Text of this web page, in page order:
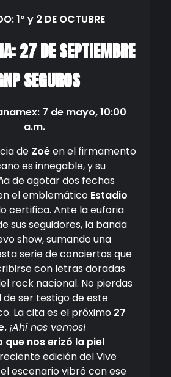
1º y 2 DE OCTUBRE
27 DE SEPTIEMBRE
SEGUROS
7 de mayo, 10:00
a.m.
de Zoéen el firmamento
es innegable, y su
de agotar dos fechas
el emblemático Estadio
certifica. Ante la euforia
sus seguidores, la banda
show, sumando una
serie de conciertos que
con letras doradas
rock nacional. No pierdas
ser testigo de este
La cita es el próximo 27
¡Ahí nos vemos!
que nos erizó la piel
edición del Vive
escenario vibró con ese